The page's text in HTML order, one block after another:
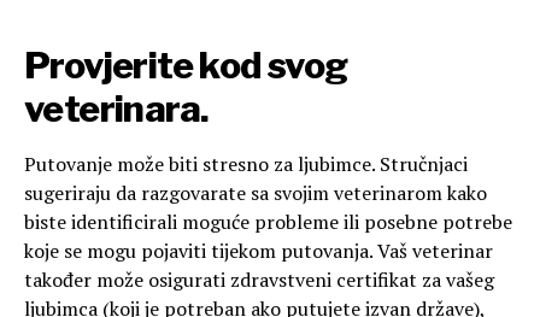
Provjerite kod svog
veterinara.
Putovanje može biti stresno za ljubimce. Stručnjaci
sugeriraju da razgovarate sa svojim veterinarom kako
biste identificirali moguće probleme ili posebne potrebe
koje se mogu pojaviti tijekom putovanja. Vaš veterinar
također može osigurati zdravstveni certifikat za vašeg
ljubimca (koji je potreban ako putujete izvan države),